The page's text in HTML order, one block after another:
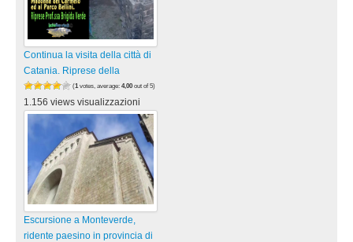
Continua la visita della città di
Catania. Riprese della
(1 votes, average: 4,00 out of 5)
1.156 views visualizzazioni
Escursione a Monteverde,
ridente paesino in provincia di